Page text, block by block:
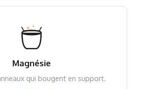
Magnésie
qui bougent en support.